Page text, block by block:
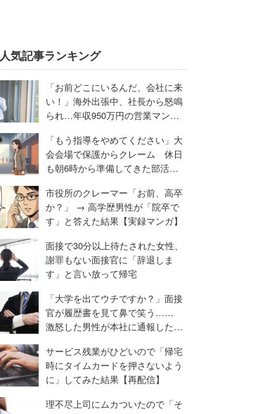
人気記事ランキング
「お前どこにいるんだ、会社に来
い！」海外出張中、社長から怒鳴
られ…年収950万円の営業マンが
「もう指導をやめてください」大
会会場で保護からクレーム 休日
も朝6時から準備してきた部活動
市役所のクレーマー「お前、高卒
か？」 → 高学歴男性が「院卒で
す」と答えた結果【実録マンガ】
面接で30分以上待たされた女性、
謝罪もない面接官に「辞退しま
す」と言い放って帰宅
「大学を出てウチですか？」面接
官が履歴書を見て鼻で笑う……
激怒した男性が本社に通報した結
サービス残業がひどいので「帰宅
時にタイムカードを押さないよう
に」してみた結果【再配信】
理不尽上司にムカついたので「そ